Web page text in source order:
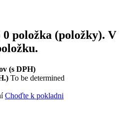
0 položka (položky). V
(s DPH)
To be determined
Choďte k pokladni